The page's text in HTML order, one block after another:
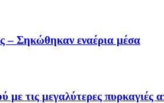
– Σηκώθηκαν εναέρια μέσα
με τις μεγαλύτερες